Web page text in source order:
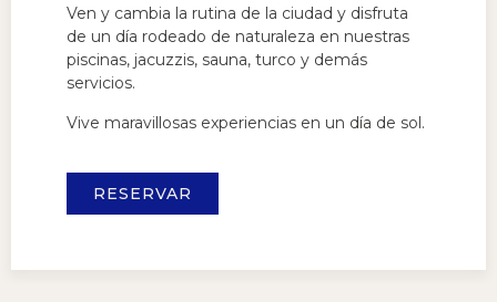
Ven y cambia la rutina de la ciudad y disfruta
de un día rodeado de naturaleza en nuestras
piscinas, jacuzzis, sauna, turco y demás
servicios.
Vive maravillosas experiencias en un día de sol.
RESERVAR